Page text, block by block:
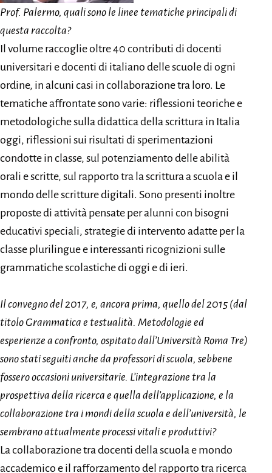
Prof. Palermo, quali sono le linee tematiche principali di
questa raccolta?
Il volume raccoglie oltre 40 contributi di docenti
universitari e docenti di italiano delle scuole di ogni
ordine, in alcuni casi in collaborazione tra loro. Le
tematiche affrontate sono varie: riflessioni teoriche e
metodologiche sulla didattica della scrittura in Italia
oggi, riflessioni sui risultati di sperimentazioni
condotte in classe, sul potenziamento delle abilità
orali e scritte, sul rapporto tra la scrittura a scuola e il
mondo delle scritture digitali. Sono presenti inoltre
proposte di attività pensate per alunni con bisogni
educativi speciali, strategie di intervento adatte per la
classe plurilingue e interessanti ricognizioni sulle
grammatiche scolastiche di oggi e di ieri.
Il convegno del 2017, e, ancora prima, quello del 2015 (dal
titolo Grammatica e testualità. Metodologie ed
esperienze a confronto, ospitato dall’Università Roma Tre)
sono stati seguiti anche da professori di scuola, sebbene
fossero occasioni universitarie. L’integrazione tra la
prospettiva della ricerca e quella dell’applicazione, e la
collaborazione tra i mondi della scuola e dell’università, le
sembrano attualmente processi vitali e produttivi?
La collaborazione tra docenti della scuola e mondo
accademico e il rafforzamento del rapporto tra ricerca